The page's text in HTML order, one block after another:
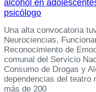
alcohol en
psicólogo
Una alta convocatoria
Neurociencias,
Reconocimiento de
comunal del Servicio
Consumo de Drogas y
dependencias del teatro
más de 200